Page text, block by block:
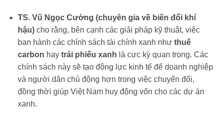
TS. Vũ Ngọc Cường (chuyên gia về biến đổi khí
hậu)cho rằng, bên cạnh các giải pháp kỹ thuật, việc
ban hành các chính sách tài chính xanh như thuế
carbon hay trái phiếu xanh là cực kỳ quan trọng. Các
chính sách này sẽ tạo động lực kinh tế để doanh nghiệp
và người dân chủ động hơn trong việc chuyển đổi,
đồng thời giúp Việt Nam huy động vốn cho các dự án
xanh.